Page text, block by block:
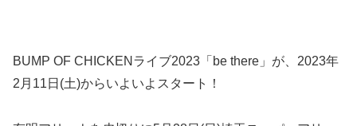
BUMP OF CHICKENライブ2023「be there」が、2023年
2月11日(土)からいよいよスタート！